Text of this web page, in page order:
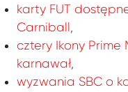
karty FUT
Carniball ,
cztery Ikony
karnawał,
wyzwania SBC o